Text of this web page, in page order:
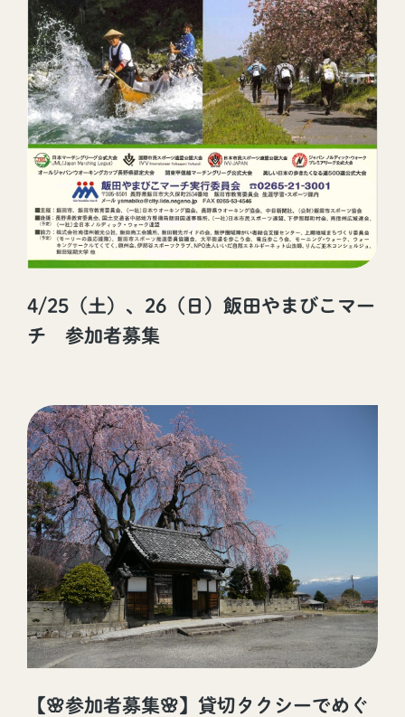
4/25（土）、26（日）飯田やまびこマー
チ 参加者募集
【🌸参加者募集🌸】貸切タクシーでめぐ